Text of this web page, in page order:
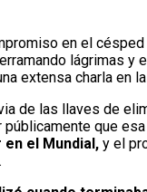
en el
lágrimas y
extensa charla en
de las llaves de
públicamente que
en el Mundial, y el